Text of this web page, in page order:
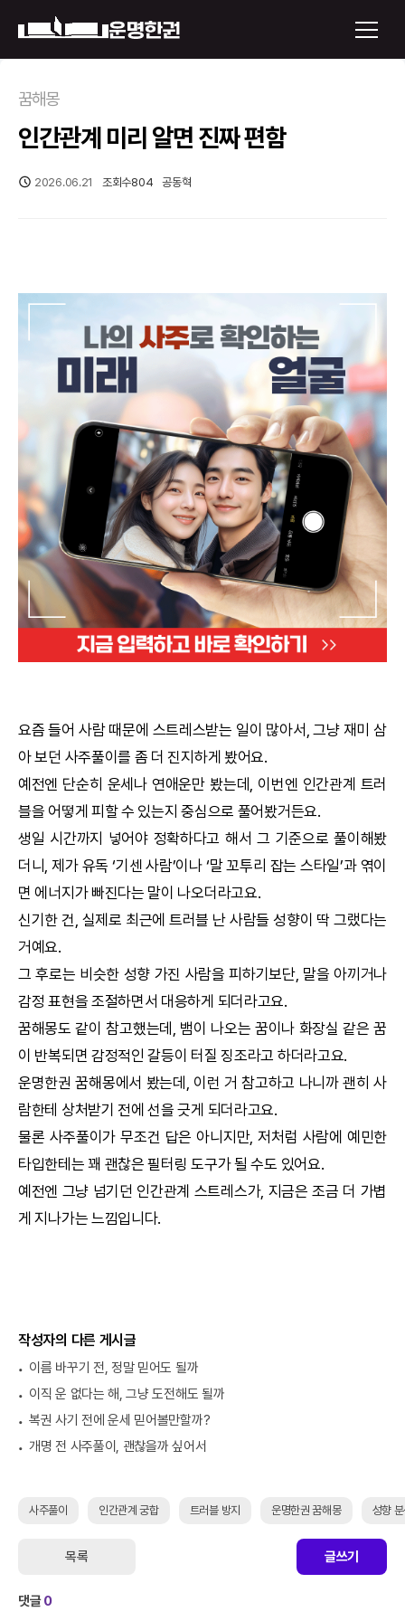
운명한권 보기
미래 배우자 얼굴
신년운세
토정비결
오늘의 운세
택일
작명
꿈해몽
수리사주
문의사항
회원가입
꿈해몽
인간관계 미리 알면 진짜 편함
2026.06.21 조회수804 공동혁
요즘 들어 사람 때문에 스트레스받는 일이 많아서, 그냥 재미 삼
아 보던 사주풀이를 좀 더 진지하게 봤어요.
예전엔 단순히 운세나 연애운만 봤는데, 이번엔 인간관계 트러
블을 어떻게 피할 수 있는지 중심으로 풀어봤거든요.
생일 시간까지 넣어야 정확하다고 해서 그 기준으로 풀이해봤
더니, 제가 유독 ‘기센 사람’이나 ‘말 꼬투리 잡는 스타일’과 엮이
면 에너지가 빠진다는 말이 나오더라고요.
신기한 건, 실제로 최근에 트러블 난 사람들 성향이 딱 그랬다는
거예요.
그 후로는 비슷한 성향 가진 사람을 피하기보단, 말을 아끼거나
감정 표현을 조절하면서 대응하게 되더라고요.
꿈해몽도 같이 참고했는데, 뱀이 나오는 꿈이나 화장실 같은 꿈
이 반복되면 감정적인 갈등이 터질 징조라고 하더라고요.
운명한권 꿈해몽에서 봤는데, 이런 거 참고하고 나니까 괜히 사
람한테 상처받기 전에 선을 긋게 되더라고요.
물론 사주풀이가 무조건 답은 아니지만, 저처럼 사람에 예민한
타입한테는 꽤 괜찮은 필터링 도구가 될 수도 있어요.
예전엔 그냥 넘기던 인간관계 스트레스가, 지금은 조금 더 가볍
게 지나가는 느낌입니다.
작성자의 다른 게시글
이름 바꾸기 전, 정말 믿어도 될까
이직 운 없다는 해, 그냥 도전해도 될까
복권 사기 전에 운세 믿어볼만할까?
개명 전 사주풀이, 괜찮을까 싶어서
사주풀이 인간관계 궁합 트러블 방지 운명한권 꿈해몽 성향
목록 글쓰기
댓글0